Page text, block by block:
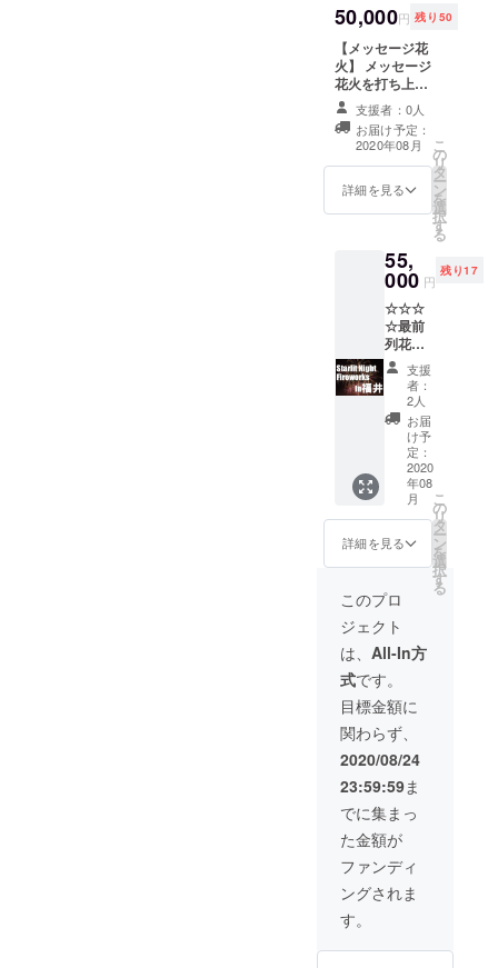
となり
花火業
界応援
支援金
の内訳
は全て
公式
ホーム
にて公
表いた
様から
お預か
りした
大切な
支援金
を確実
に本プ
ロジェ
クトを
共同起
案して
おりま
す花火
業者で
使用さ
ただき
ます。
決済に
220円の
手数料
がかか
ります
ので、
複数の
場合は
まとめ
て購入
がお得
です。
す。
など対
策をお
願いい
たしま
す。 ※1
回の決
済に220
円の手
数料が
かかり
ますの
とめて
購入が
す
ます。
車のナ
ンバー
が来場
チケッ
りにな
りま
す。 備
考欄に
車両ナ
さい。
※特別観
覧エリ
アご購
入の方
には、
花火の
灰から
車を守
る防炎
シート
を会場
にて配
布いた
しま
す。1.8
ｍ×5.4
となり
※1回の
決済に
220円の
手数料
がかか
ります
ので、
複数の
まとめ
て購入
がお得
です
50,000円 残り50
【メッセージ花
火】 メッセージ
花火を打ち上げ
させていただき
ます。 メッセー
ジを会場アナウ
ンス、ネットで
のライブ配信時
に掲載させてい
上げ時間１０秒
ジ花火には観覧
チケットは付随
しておりませ
に反するメッ
セージの読み上
げはできませ
ん。変更をお願
いする場合がご
の手数料がかか
りますので、複
めて購入がお得
です。
支援者：0人
お届け予定：
2020年08月
詳細を見る
こ
の
リ
タ
ー
ン
を
選
択
す
る
55,
000 円
残り17
☆☆☆
☆最前
列花火
大会チ
ケット
☆☆☆
☆ 普通
自動車1
台分チ
ケット
をリ
ターン
とさせ
て頂き
ます。
車のナ
ンバー
が来場
チケッ
トがわ
りにな
りま
す。 備
考欄に
車両ナ
ンバー
をお書
きくだ
さい。
※特別観
覧エリ
アご購
入の方
には、
車を守
支援
者：
2人
お届
け予
定：
2020
年08
月
詳細を見る
こ
の
リ
タ
ー
ン
を
選
択
す
る
このプロ
ジェクト
は、 All-In方
式です。
目標金額に
関わらず、
2020/08/24
23:59:59ま
でに集まっ
た金額が
ファンディ
ングされま
す。